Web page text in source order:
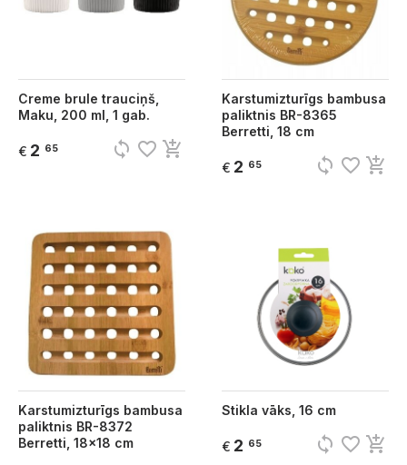
Creme brule trauciņš,
Maku, 200 ml, 1 gab.
€ 2 65 sync favorite_border add_shopping_cart
Karstumizturīgs bambusa
paliktnis BR-8365
Berretti, 18 cm
€ 2 65 sync favorite_border add_shopping_cart
Karstumizturīgs bambusa
paliktnis BR-8372
Berretti, 18x18 cm
Stikla vāks, 16 cm
€ 2 65 sync favorite_border add_shopping_cart